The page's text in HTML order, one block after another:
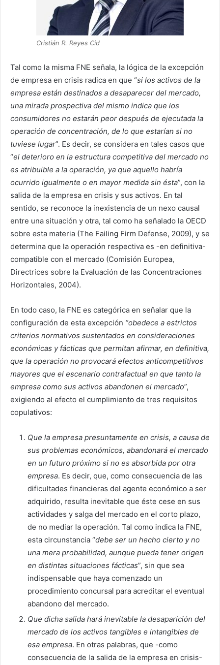
Cristián R. Reyes Cid
Tal como la misma FNE señala, la lógica de la excepción
de empresa en crisis radica en que “si los activos de la
empresa están destinados a desaparecer del mercado,
una mirada prospectiva del mismo indica que los
consumidores no estarán peor después de ejecutada la
operación de concentración, de lo que estarían si no
tuviese lugar”. Es decir, se considera en tales casos que
“el deterioro en la estructura competitiva del mercado no
es atribuible a la operación, ya que aquello habría
ocurrido igualmente o en mayor medida sin ésta”, con la
salida de la empresa en crisis y sus activos. En tal
sentido, se reconoce la inexistencia de un nexo causal
entre una situación y otra, tal como ha señalado la OECD
sobre esta materia (The Failing Firm Defense, 2009), y se
determina que la operación respectiva es -en definitiva-
compatible con el mercado (Comisión Europea,
Directrices sobre la Evaluación de las Concentraciones
Horizontales, 2004).
En todo caso, la FNE es categórica en señalar que la
configuración de esta excepción “obedece a estrictos
criterios normativos sustentados en consideraciones
económicas y fácticas que permitan afirmar, en definitiva,
que la operación no provocará efectos anticompetitivos
mayores que el escenario contrafactual en que tanto la
empresa como sus activos abandonen el mercado”,
exigiendo al efecto el cumplimiento de tres requisitos
copulativos:
Que la empresa presuntamente en crisis, a causa de
sus problemas económicos, abandonará el mercado
en un futuro próximo si no es absorbida por otra
empresa. Es decir, que, como consecuencia de las
dificultades financieras del agente económico a ser
adquirido, resulta inevitable que éste cese en sus
actividades y salga del mercado en el corto plazo,
de no mediar la operación. Tal como indica la FNE,
esta circunstancia “debe ser un hecho cierto y no
una mera probabilidad, aunque pueda tener origen
en distintas situaciones fácticas”, sin que sea
indispensable que haya comenzado un
procedimiento concursal para acreditar el eventual
abandono del mercado.
Que dicha salida hará inevitable la desaparición del
mercado de los activos tangibles e intangibles de
esa empresa. En otras palabras, que -como
consecuencia de la salida de la empresa en crisis-